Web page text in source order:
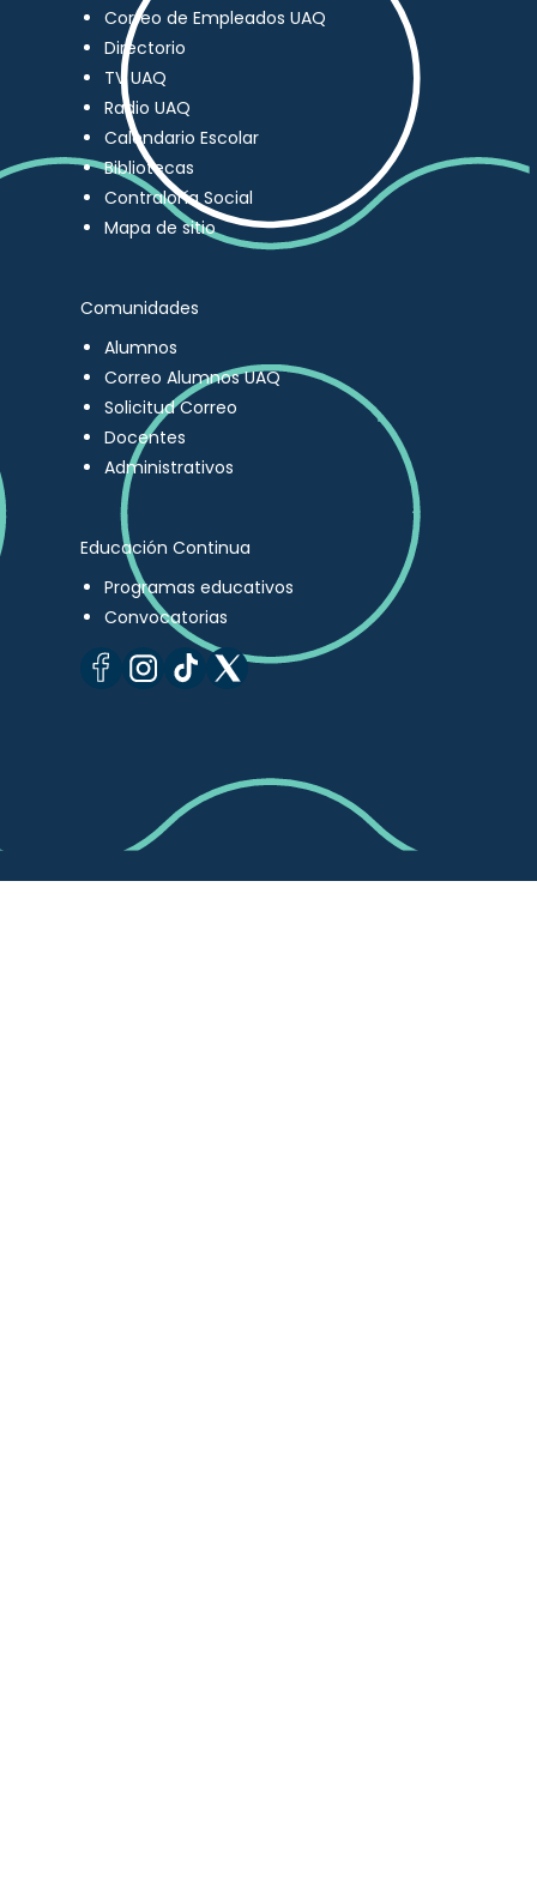
Correo de Empleados UAQ
Directorio
TV UAQ
Radio UAQ
Calendario Escolar
Bibliotecas
Contraloría Social
Mapa de sitio
Comunidades
Alumnos
Correo Alumnos UAQ
Solicitud Correo
Docentes
Administrativos
Educación Continua
Programas educativos
Convocatorias